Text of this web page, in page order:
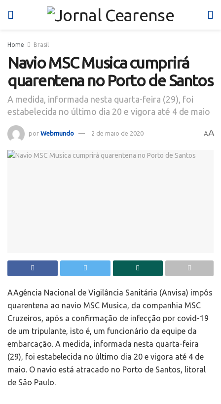
Home Brasil
Navio MSC Musica cumprirá
quarentena no Porto de Santos
A medida, informada nesta quarta-feira (29), foi
estabelecida no último dia 20 e vigora até 4 de maio
por Webmundo 2 de maio de 2020 AA
AAgência Nacional de Vigilância Sanitária (Anvisa) impôs
quarentena ao navio MSC Musica, da companhia MSC
Cruzeiros, após a confirmação de infecção por covid-19
de um tripulante, isto é, um funcionário da equipe da
embarcação. A medida, informada nesta quarta-feira
(29), foi estabelecida no último dia 20 e vigora até 4 de
maio. O navio está atracado no Porto de Santos, litoral
de São Paulo.